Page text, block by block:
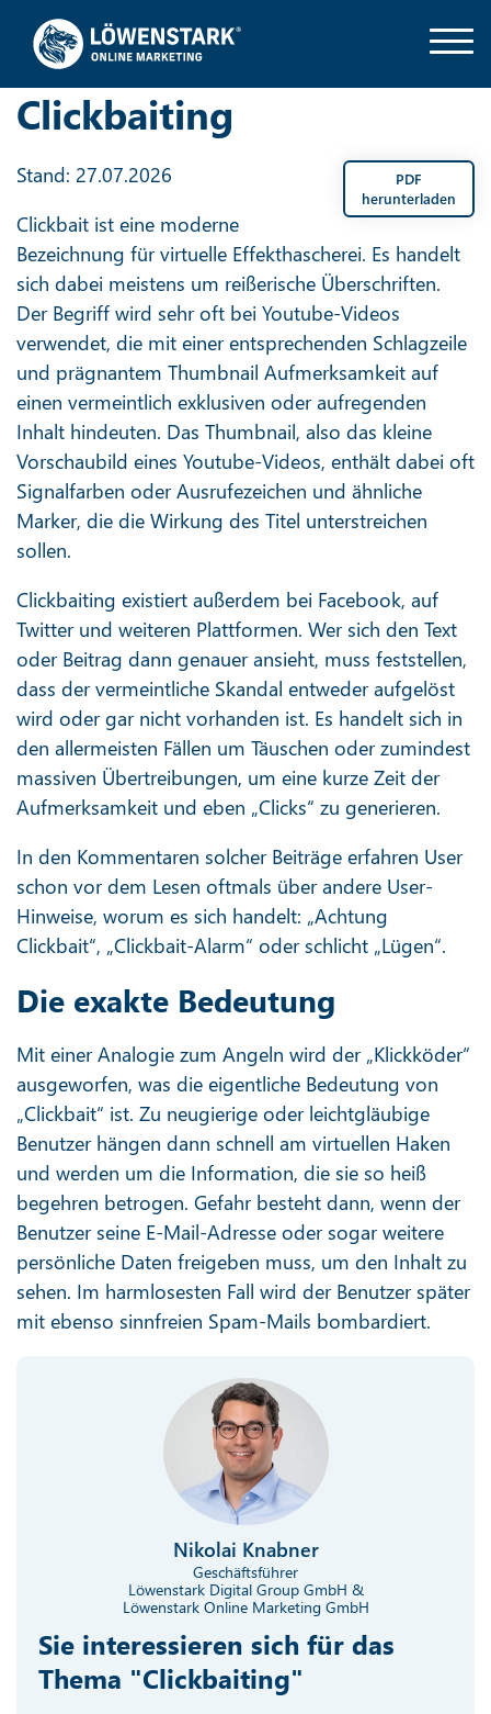
Clickbaiting
PDF
herunterladen
Stand: 27.07.2026
Clickbait ist eine moderne
Bezeichnung für virtuelle Effekthascherei. Es handelt
sich dabei meistens um reißerische Überschriften.
Der Begriff wird sehr oft bei Youtube-Videos
verwendet, die mit einer entsprechenden Schlagzeile
und prägnantem Thumbnail Aufmerksamkeit auf
einen vermeintlich exklusiven oder aufregenden
Inhalt hindeuten. Das Thumbnail, also das kleine
Vorschaubild eines Youtube-Videos, enthält dabei oft
Signalfarben oder Ausrufezeichen und ähnliche
Marker, die die Wirkung des Titel unterstreichen
sollen.
Clickbaiting existiert außerdem bei Facebook, auf
Twitter und weiteren Plattformen. Wer sich den Text
oder Beitrag dann genauer ansieht, muss feststellen,
dass der vermeintliche Skandal entweder aufgelöst
wird oder gar nicht vorhanden ist. Es handelt sich in
den allermeisten Fällen um Täuschen oder zumindest
massiven Übertreibungen, um eine kurze Zeit der
Aufmerksamkeit und eben „Clicks“ zu generieren.
In den Kommentaren solcher Beiträge erfahren User
schon vor dem Lesen oftmals über andere User-
Hinweise, worum es sich handelt: „Achtung
Clickbait“, „Clickbait-Alarm“ oder schlicht „Lügen“.
Die exakte Bedeutung
Mit einer Analogie zum Angeln wird der „Klickköder“
ausgeworfen, was die eigentliche Bedeutung von
„Clickbait“ ist. Zu neugierige oder leichtgläubige
Benutzer hängen dann schnell am virtuellen Haken
und werden um die Information, die sie so heiß
begehren betrogen. Gefahr besteht dann, wenn der
Benutzer seine E-Mail-Adresse oder sogar weitere
persönliche Daten freigeben muss, um den Inhalt zu
sehen. Im harmlosesten Fall wird der Benutzer später
mit ebenso sinnfreien Spam-Mails bombardiert.
Nikolai Knabner
Geschäftsführer
Löwenstark Digital Group GmbH &
Löwenstark Online Marketing GmbH
Sie interessieren sich für das
Thema "Clickbaiting"